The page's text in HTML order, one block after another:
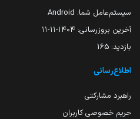
سیستم‌عامل شما: Android
آخرین بروزرسانی: ۱۴۰۴-۱۱-۱۱
بازدید: 165
اطلاع‌رسانی
راهبرد مشارکتی
حریم خصوصی کاربران